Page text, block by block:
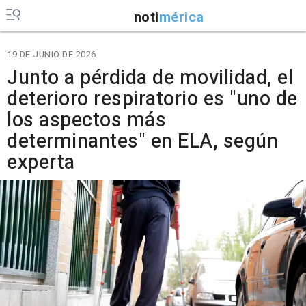
notimérica
19 DE JUNIO DE 2026
Junto a pérdida de movilidad, el
deterioro respiratorio es "uno de
los aspectos más
determinantes" en ELA, según
experta